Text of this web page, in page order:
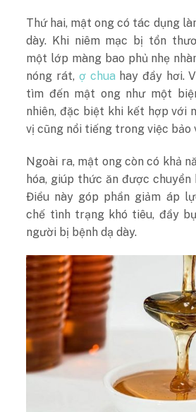
Thứ hai, mật ong có tác dụng
dày. Khi niêm mạc bị tổn
một lớp màng bao phủ nhẹ
nóng rát, ợ chua hay đầy hơi.
tìm đến mật ong như một
nhiên, đặc biệt khi kết hợp với
vị cũng nổi tiếng trong việc bảo
Ngoài ra, mật ong còn có khả
hóa, giúp thức ăn được chuyển
Điều này góp phần giảm áp
chế tình trạng khó tiêu, đầy
người bị bệnh dạ dày.